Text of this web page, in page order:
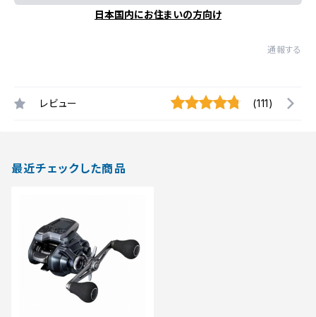
日本国内にお住まいの方向け
通報する
レビュー (111)
最近チェックした商品